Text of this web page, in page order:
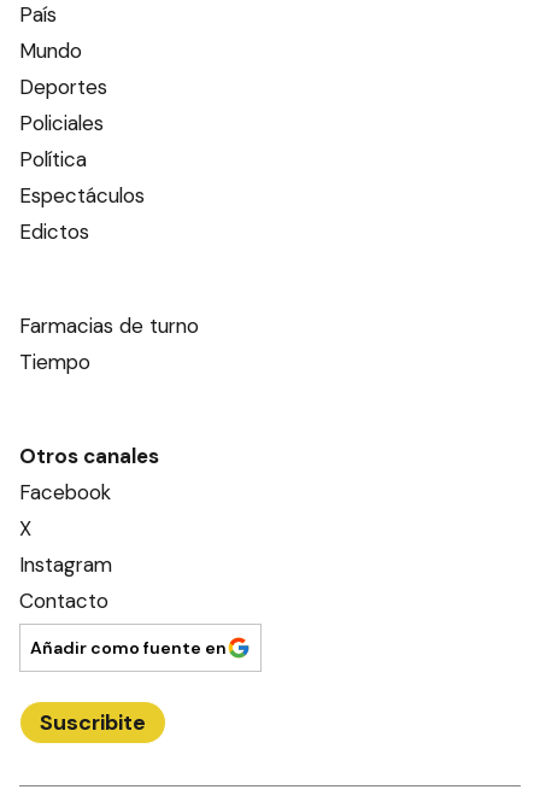
País
Mundo
Deportes
Policiales
Política
Espectáculos
Edictos
Farmacias de turno
Tiempo
Otros canales
Facebook
X
Instagram
Contacto
Añadir como fuente en
Suscribite